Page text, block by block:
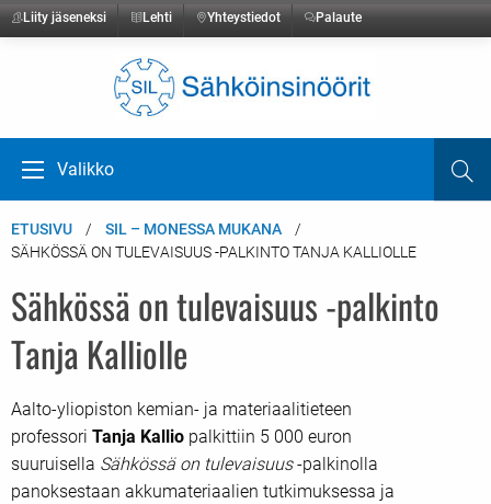
Liity jäseneksi Lehti Yhteystiedot Palaute
Avaa valikko
Valikko
ETUSIVU
SIL – MONESSA MUKANA
SÄHKÖSSÄ ON TULEVAISUUS -PALKINTO TANJA KALLIOLLE
Sähkössä on tulevaisuus -palkinto
Tanja Kalliolle
Aalto-yliopiston kemian- ja materiaalitieteen
professori Tanja Kallio palkittiin 5 000 euron
suuruisella Sähkössä on tulevaisuus-palkinolla
panoksestaan akkumateriaalien tutkimuksessa ja